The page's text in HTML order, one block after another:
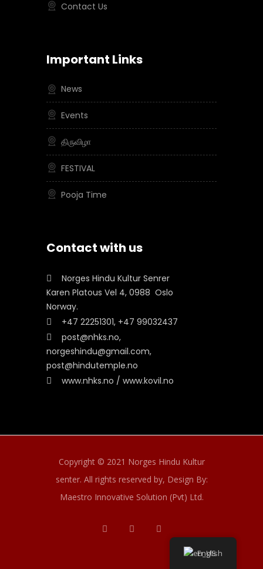
Contact Us
Important Links
News
Events
திருவிழா
FESTIVAL
Pooja Time
Contact with us
Norges Hindu Kultur Senrer
Karen Platous Vel 4, 0988 Oslo
Norway.
+47 22251301, +47 99032437
post@nhks.no,
norgeshindu@gmail.com,
post@hindutemple.no
www.nhks.no / www.kovil.no
Copyright © 2021 Norges Hindu Kultur
senter. All rights reserved by, Design By:
Maestro Innovative Solution (Pvt) Ltd.
English